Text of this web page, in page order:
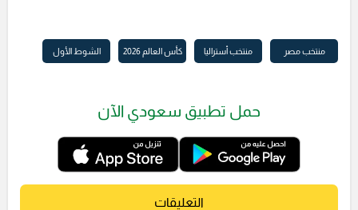
منتخب مصر منتخب أستراليا كأس العالم 2026 الشوط الأول
حمل تطبيق سعودي الآن
التعليقات